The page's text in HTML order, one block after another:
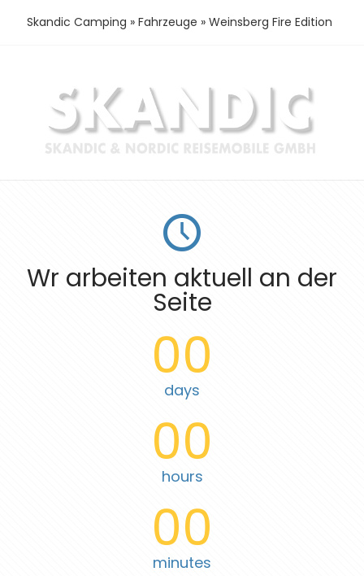
Skandic Camping » Fahrzeuge » Weinsberg Fire Edition
Wr arbeiten aktuell an der
Seite
00
days
00
hours
00
minutes